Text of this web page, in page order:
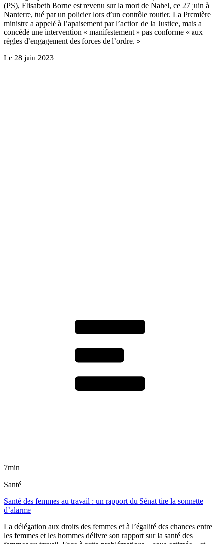
(PS), Elisabeth Borne est revenu sur la mort de Nahel, ce 27 juin à
Nanterre, tué par un policier lors d’un contrôle routier. La Première
ministre a appelé à l’apaisement par l’action de la Justice, mais a
concédé une intervention « manifestement » pas conforme « aux
règles d’engagement des forces de l’ordre. »
Le 28 juin 2023
7min
Santé
Santé des femmes au travail : un rapport du Sénat tire la sonnette
d’alarme
La délégation aux droits des femmes et à l’égalité des chances entre
les femmes et les hommes délivre son rapport sur la santé des